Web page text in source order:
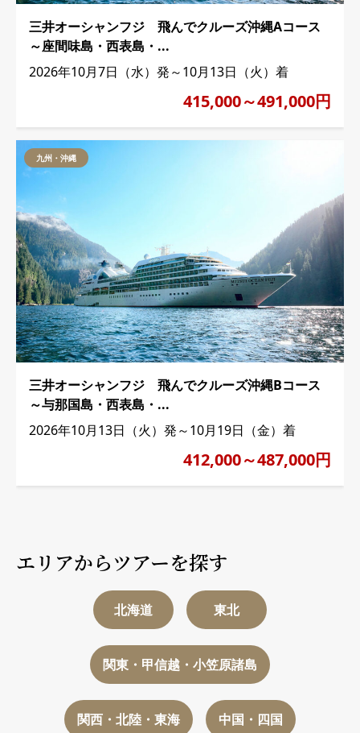
三井オーシャンフジ 飛んでクルーズ沖縄Aコース
～座間味島・西表島・...
2026年10月7日（水）発～10月13日（火）着
415,000～491,000円
九州・沖縄
三井オーシャンフジ 飛んでクルーズ沖縄Bコース
～与那国島・西表島・...
2026年10月13日（火）発～10月19日（金）着
412,000～487,000円
エリアからツアーを探す
北海道 東北
関東・甲信越・小笠原諸島
関西・北陸・東海 中国・四国